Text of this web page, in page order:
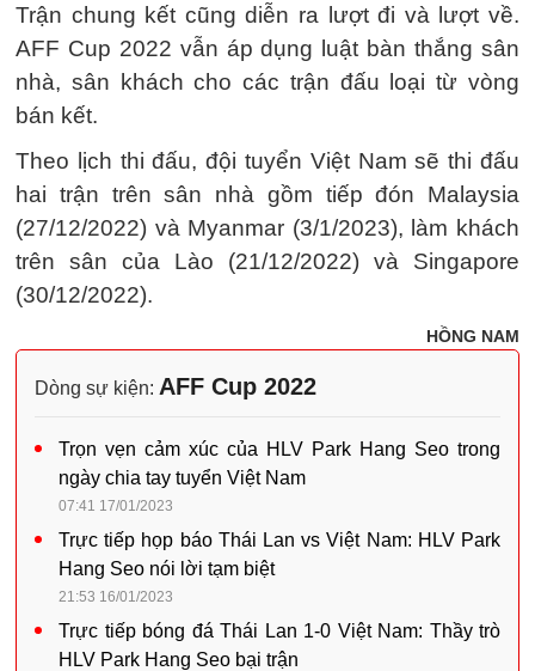
Trận chung kết cũng diễn ra lượt đi và lượt về.
AFF Cup 2022 vẫn áp dụng luật bàn thắng sân
nhà, sân khách cho các trận đấu loại từ vòng
bán kết.
Theo lịch thi đấu, đội tuyển Việt Nam sẽ thi đấu
hai trận trên sân nhà gồm tiếp đón Malaysia
(27/12/2022) và Myanmar (3/1/2023), làm khách
trên sân của Lào (21/12/2022) và Singapore
(30/12/2022).
HỒNG NAM
Dòng sự kiện: AFF Cup 2022
Trọn vẹn cảm xúc của HLV Park Hang Seo trong
ngày chia tay tuyển Việt Nam
07:41 17/01/2023
Trực tiếp họp báo Thái Lan vs Việt Nam: HLV Park
Hang Seo nói lời tạm biệt
21:53 16/01/2023
Trực tiếp bóng đá Thái Lan 1-0 Việt Nam: Thầy trò
HLV Park Hang Seo bại trận